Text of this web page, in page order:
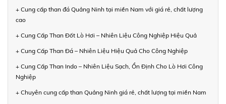
+ Cung cấp than đá Quảng Ninh tại miền Nam với giá rẻ, chất lượng
cao
+ Cung Cấp Than Đốt Lò Hơi – Nhiên Liệu Công Nghiệp Hiệu Quả
+ Cung Cấp Than Đá – Nhiên Liệu Hiệu Quả Cho Công Nghiệp
+ Cung Cấp Than Indo – Nhiên Liệu Sạch, Ổn Định Cho Lò Hơi Công
Nghiệp
+ Chuyên cung cấp than Quảng Ninh giá rẻ, chất lượng tại miền Nam